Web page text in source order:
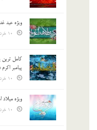
ویژه عید
کامل ترین
پیامبر
ویژه میلاد